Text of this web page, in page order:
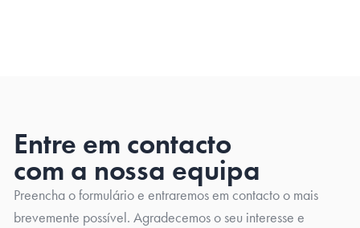
Entre em contacto
com a nossa equipa
Preencha o formulário e entraremos em contacto o mais
brevemente possível. Agradecemos o seu interesse e